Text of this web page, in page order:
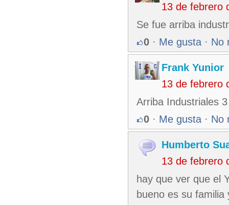
13 de febrero
Se fue arriba
0 · Me gusta · No
Frank Yunior
13 de febrero
Arriba Industriales
0 · Me gusta · No
Humberto
13 de febrero
hay que ver que el
bueno es su familia